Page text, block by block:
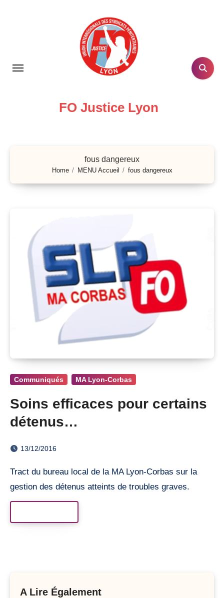
FO Justice Lyon
fous dangereux
Home MENU Accueil fous dangereux
Communiqués MA Lyon-Corbas
Soins efficaces pour certains
détenus…
13/12/2016
Tract du bureau local de la MA Lyon-Corbas sur la
gestion des détenus atteints de troubles graves.
A Lire Également